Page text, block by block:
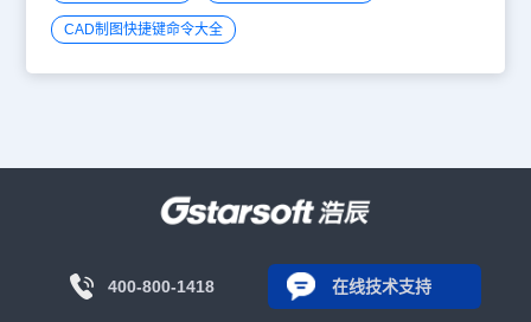
CAD制图快捷键命令大全
400-800-1418 在线技术支持